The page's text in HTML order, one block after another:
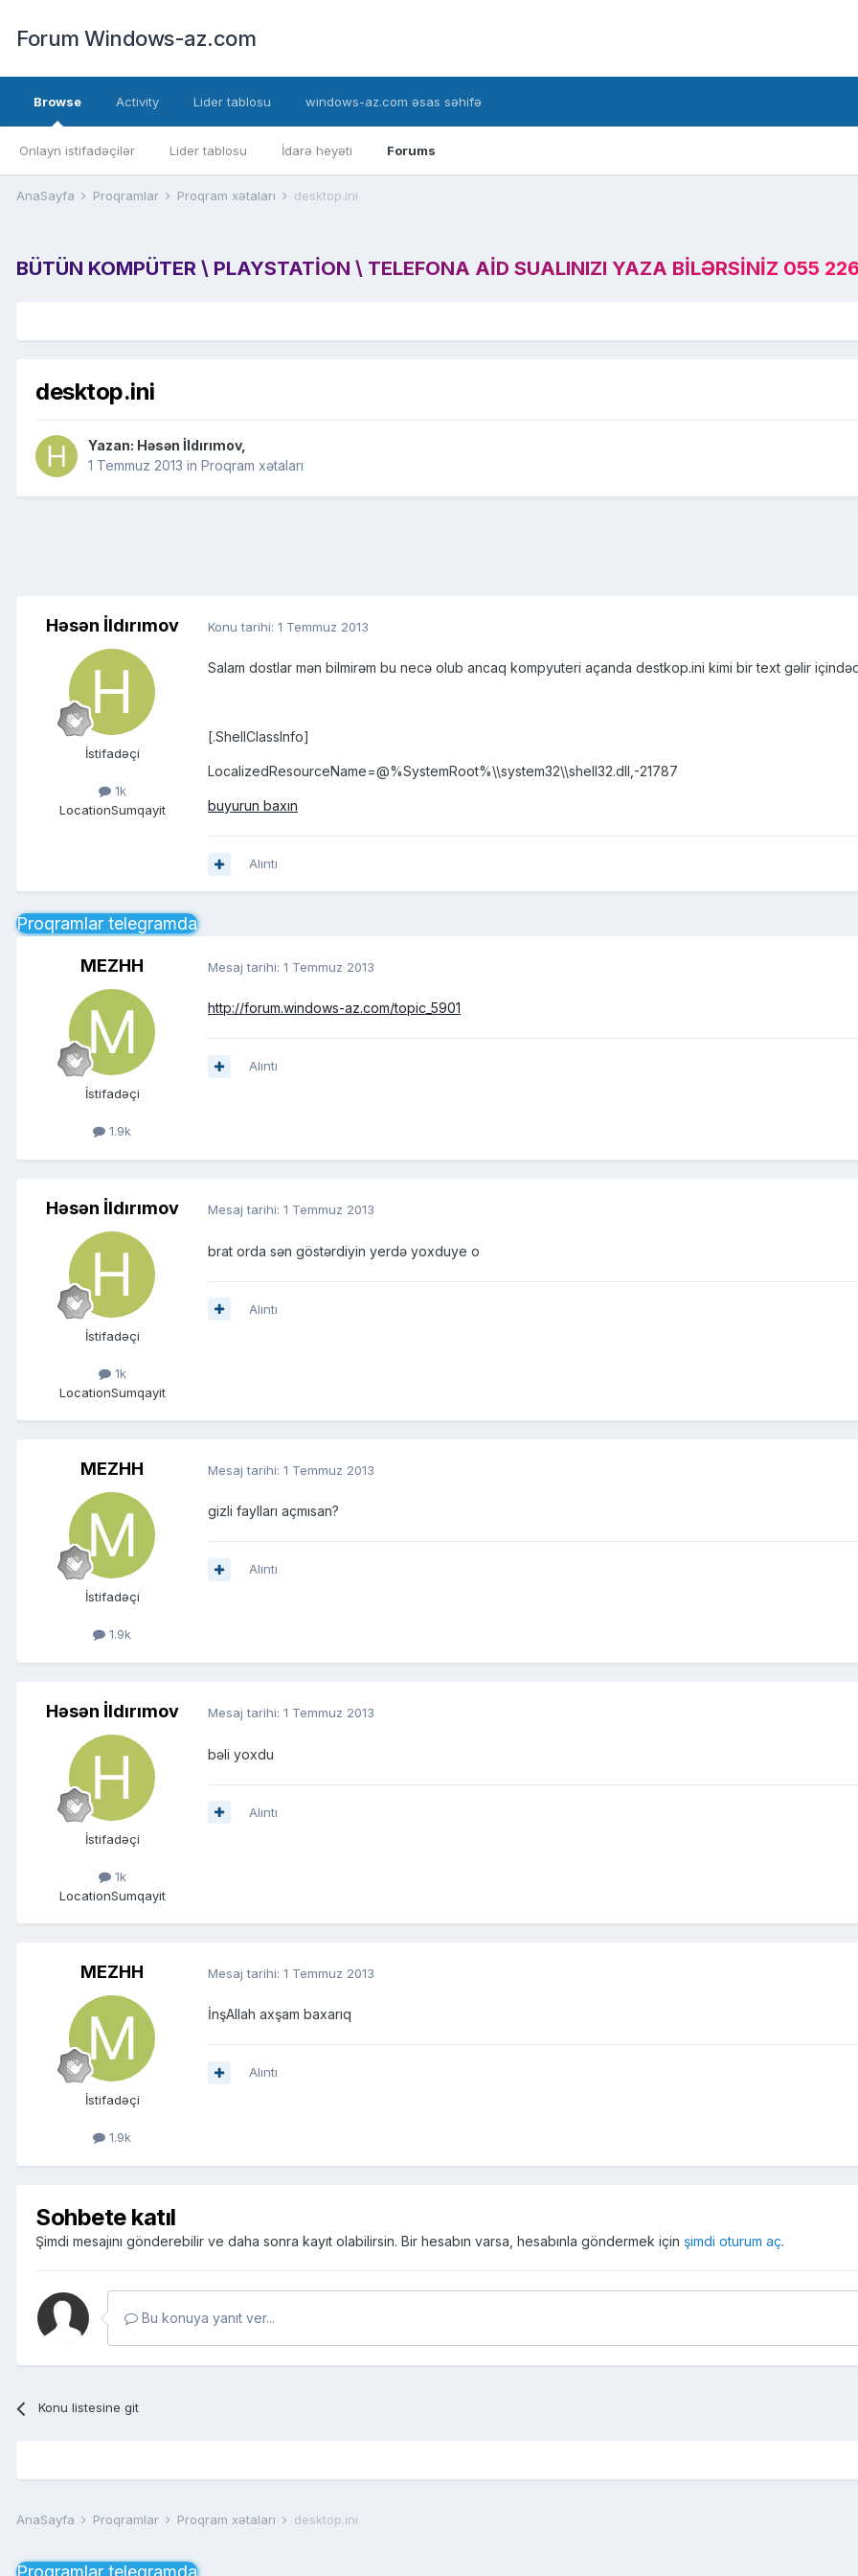
Forum Windows-az.com
Browse
Onlayn istifadəçilər Lider tablosu İdarə heyəti Forums
Activity Lider tablosu windows-az.com əsas səhifə
AnaSayfa Proqramlar Proqram xətaları desktop.ini
BÜTÜN KOMPÜTER \ PLAYSTATION \ TELEFONA AID SUALINIZI YAZA BILƏRSINIZ 055
desktop.ini
Yazan: Həsən İldırımov,
1 Temmuz 2013 in Proqram xətaları
Həsən İldırımov
İstifadəçi
1k
LocationSumqayit
Konu tarihi: 1 Temmuz 2013
Salam dostlar mən bilmirəm bu necə olub ancaq kompyuteri açanda destkop.ini kimi bir text gəlir
[.ShellClassInfo]
LocalizedResourceName=@%SystemRoot%\\system32\\shell32.dll,-21787
buyurun baxın
Alıntı
Proqramlar telegramda
MEZHH
İstifadəçi
1.9k
Mesaj tarihi: 1 Temmuz 2013
http://forum.windows-az.com/topic_5901
Alıntı
Həsən İldırımov
İstifadəçi
1k
LocationSumqayit
Mesaj tarihi: 1 Temmuz 2013
brat orda sən göstərdiyin yerdə yoxduye o
Alıntı
MEZHH
İstifadəçi
1.9k
Mesaj tarihi: 1 Temmuz 2013
gizli faylları açmısan?
Alıntı
Həsən İldırımov
İstifadəçi
1k
LocationSumqayit
Mesaj tarihi: 1 Temmuz 2013
bəli yoxdu
Alıntı
MEZHH
İstifadəçi
1.9k
Mesaj tarihi: 1 Temmuz 2013
İnşAllah axşam baxarıq
Alıntı
Sohbete katıl
Şimdi mesajını gönderebilir ve daha sonra kayıt olabilirsin. Bir hesabın varsa, hesabınla göndermek için şimdi oturum aç.
Bu konuya yanıt ver...
Konu listesine git
AnaSayfa Proqramlar Proqram xətaları desktop.ini